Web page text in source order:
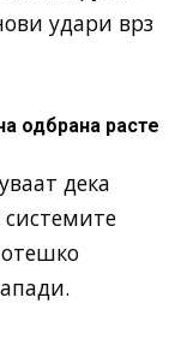
удари врз
одбрана расте
дека
системите